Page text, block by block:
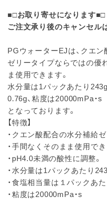
■□お取り寄せになります
ご注文承り後のキャンセル
PGウォーターEJは、クエ
ゼリータイプならではの優
ま使用できます。
水分量は1パックあたり
0.76g、粘度は20000mPa・s
となっております。
【特徴】
・クエン酸配合の水分補給
・手間なくそのまま使用でき
・pH4.0未満の酸性に調整。
・水分量は1パックあたり
・食塩相当量は１パックあ
・粘度は20000mPa・s